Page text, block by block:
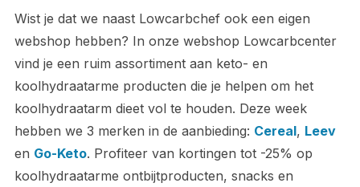
Wist je dat we naast Lowcarbchef ook een eigen
webshop hebben? In onze webshop Lowcarbcenter
vind je een ruim assortiment aan keto- en
koolhydraatarme producten die je helpen om het
koolhydraatarm dieet vol te houden. Deze week
hebben we 3 merken in de aanbieding: Cereal, Leev
en Go-Keto. Profiteer van kortingen tot -25% op
koolhydraatarme ontbijtproducten, snacks en